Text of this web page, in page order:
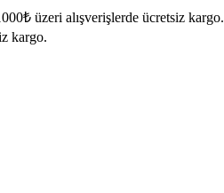
üzeri alışverişlerde ücretsiz kargo.
kargo.